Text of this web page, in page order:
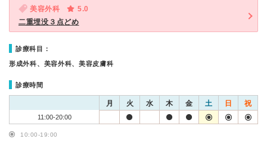
美容外科
5.0
二重埋没３点どめ
診療科目：
形成外科、美容外科、美容皮膚科
診療時間
月 火 水 木 金 土 日 祝
11:00-20:00
10:00-19:00